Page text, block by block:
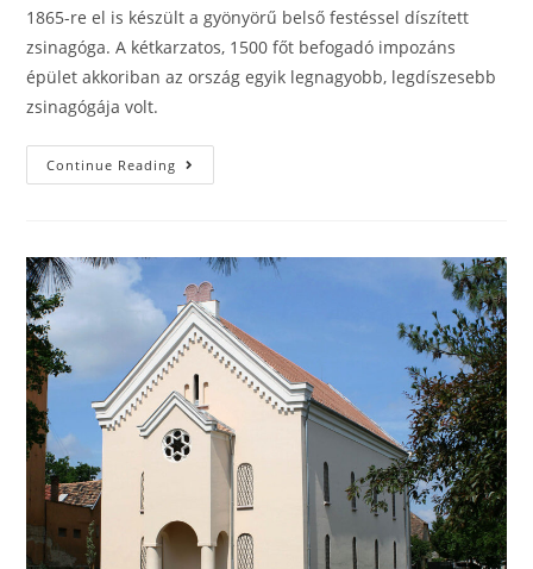
1865-re el is készült a gyönyörű belső festéssel díszített
zsinagóga. A kétkarzatos, 1500 főt befogadó impozáns
épület akkoriban az ország egyik legnagyobb, legdíszesebb
zsinagógája volt.
Continue Reading